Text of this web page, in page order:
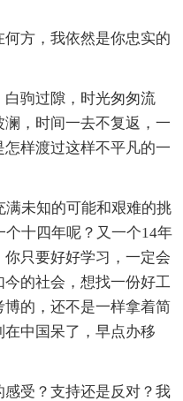
方，我依然是你忠实的
驹过隙，时光匆匆流
，时间一去不复返，一
样渡过这样不平凡的一
未知的可能和艰难的挑
十四年呢？又一个14年
只要好好学习，一定会
的社会，想找一份好工
的，还不是一样拿着简
中国呆了，早点办移
受？支持还是反对？我